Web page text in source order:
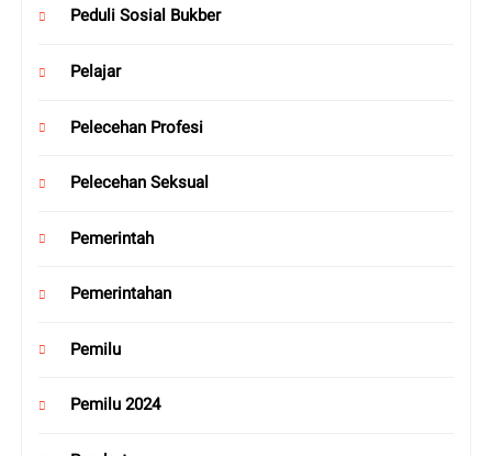
Peduli Sosial Bukber
Pelajar
Pelecehan Profesi
Pelecehan Seksual
Pemerintah
Pemerintahan
Pemilu
Pemilu 2024